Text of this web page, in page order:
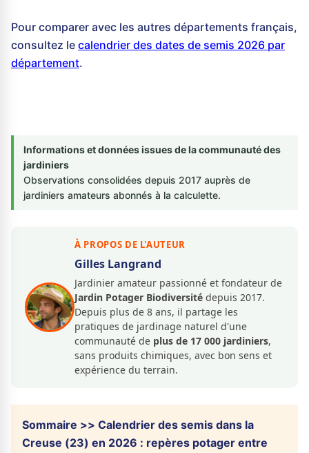
Pour comparer avec les autres départements français,
consultez le calendrier des dates de semis 2026 par
département.
Informations et données issues de la communauté des
jardiniers
Observations consolidées depuis 2017 auprès de
jardiniers amateurs abonnés à la calculette.
À PROPOS DE L'AUTEUR
Gilles Langrand
Jardinier amateur passionné et fondateur de
Jardin Potager Biodiversité depuis 2017.
Depuis plus de 8 ans, il partage les
pratiques de jardinage naturel d'une
communauté de plus de 17 000 jardiniers,
sans produits chimiques, avec bon sens et
expérience du terrain.
Sommaire >> Calendrier des semis dans la
Creuse (23) en 2026 : repères potager entre